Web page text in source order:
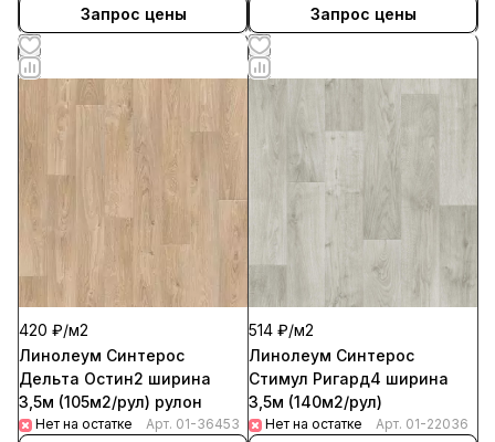
Запрос цены Запрос цены
420 ₽/м2
Линолеум Синтерос
Дельта Остин2 ширина
3,5м (105м2/рул) рулон
Нет на остатке Арт. 01-36453
514 ₽/м2
Линолеум Синтерос
Стимул Ригард4 ширина
3,5м (140м2/рул)
Нет на остатке Арт. 01-22036